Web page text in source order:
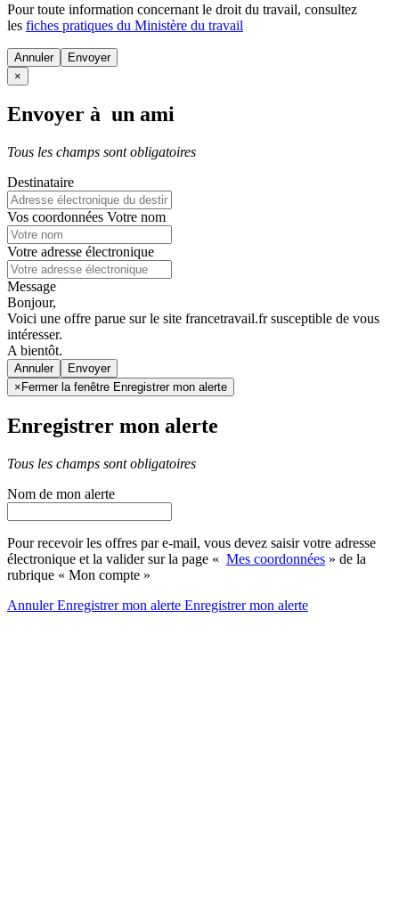
Pour toute information concernant le droit du travail, consultez
les fiches pratiques du Ministère du travail
Annuler
×
Envoyer à un ami
Tous les champs sont obligatoires
Destinataire
Vos coordonnées Votre nom
Votre adresse électronique
Message
Bonjour,
Voici une offre parue sur le site francetravail.fr susceptible de vous
intéresser.
A bientôt.
Annuler
× Fermer la fenêtre Enregistrer mon alerte
Enregistrer mon alerte
Tous les champs sont obligatoires
Nom de mon alerte
Pour recevoir les offres par e-mail, vous devez saisir votre adresse
électronique et la valider sur la page « Mes coordonnées » de la
rubrique « Mon compte »
AnnulerEnregistrer mon alerte Enregistrermon alerte